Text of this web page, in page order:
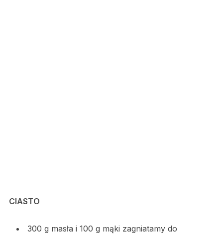
CIASTO
300 g masła i 100 g mąki zagniatamy do